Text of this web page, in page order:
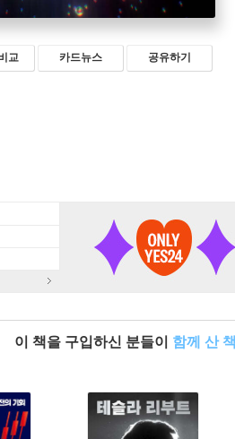
교 카드뉴스 공유하기
이 책을 구입하신 분들이 함께 산 책